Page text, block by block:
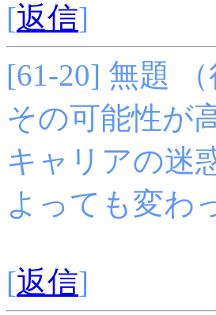
[返信]
[61-20] 無題
その可能性が
キャリアの迷
よっても変わ
[返信]